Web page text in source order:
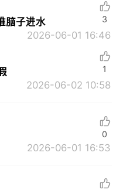
脑子进水
2026-06-01 16:46
3
2026-06-02 10:58
1
2026-06-01 16:53
0